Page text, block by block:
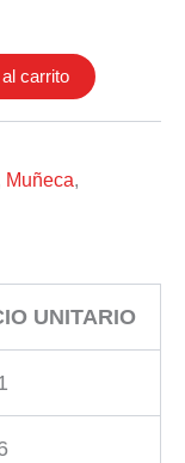
carrito
Muñeca,
UNITARIO